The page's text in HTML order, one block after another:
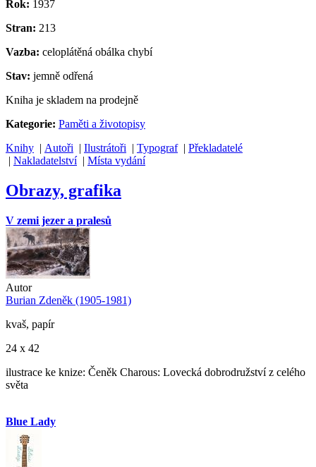
Rok: 1937
Stran: 213
Vazba: celoplátěná obálka chybí
Stav: jemně odřená
Kniha je skladem na prodejně
Kategorie: Paměti a životopisy
Knihy | Autoři | Ilustrátoři | Typograf| Překladatelé
| Nakladatelství| Místa vydání
Obrazy, grafika
V zemi jezer a pralesů
Autor
Burian Zdeněk (1905-1981)
kvaš, papír
24 x 42
ilustrace ke knize: Čeněk Charous: Lovecká dobrodružství z celého
světa
Blue Lady